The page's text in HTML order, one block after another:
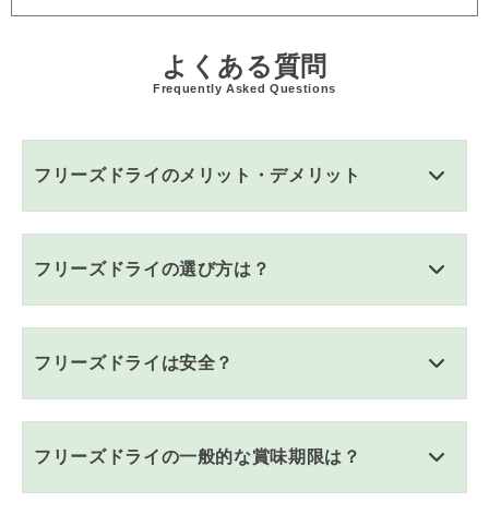
よくある質問
Frequently Asked Questions
フリーズドライのメリット・デメリット
フリーズドライの選び方は？
フリーズドライは安全？
フリーズドライの一般的な賞味期限は？